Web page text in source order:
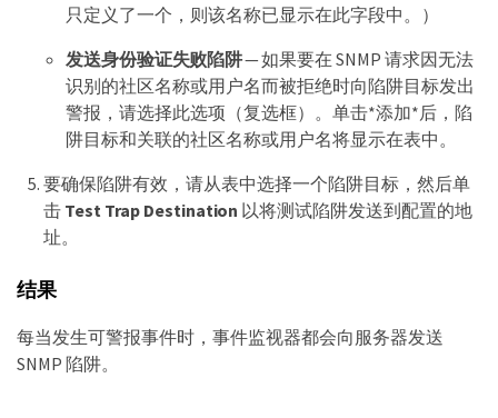
只定义了一个，则该名称已显示在此字段中。）
发送身份验证失败陷阱— 如果要在 SNMP 请求因无法
识别的社区名称或用户名而被拒绝时向陷阱目标发出
警报，请选择此选项（复选框）。单击*添加*后，陷
阱目标和关联的社区名称或用户名将显示在表中。
要确保陷阱有效，请从表中选择一个陷阱目标，然后单
击 Test Trap Destination 以将测试陷阱发送到配置的地
址。
结果
每当发生可警报事件时，事件监视器都会向服务器发送
SNMP 陷阱。